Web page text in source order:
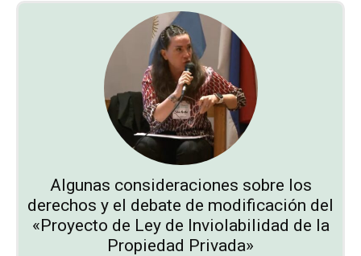
Algunas consideraciones sobre los
derechos y el debate de modificación del
«Proyecto de Ley de Inviolabilidad de la
Propiedad Privada»